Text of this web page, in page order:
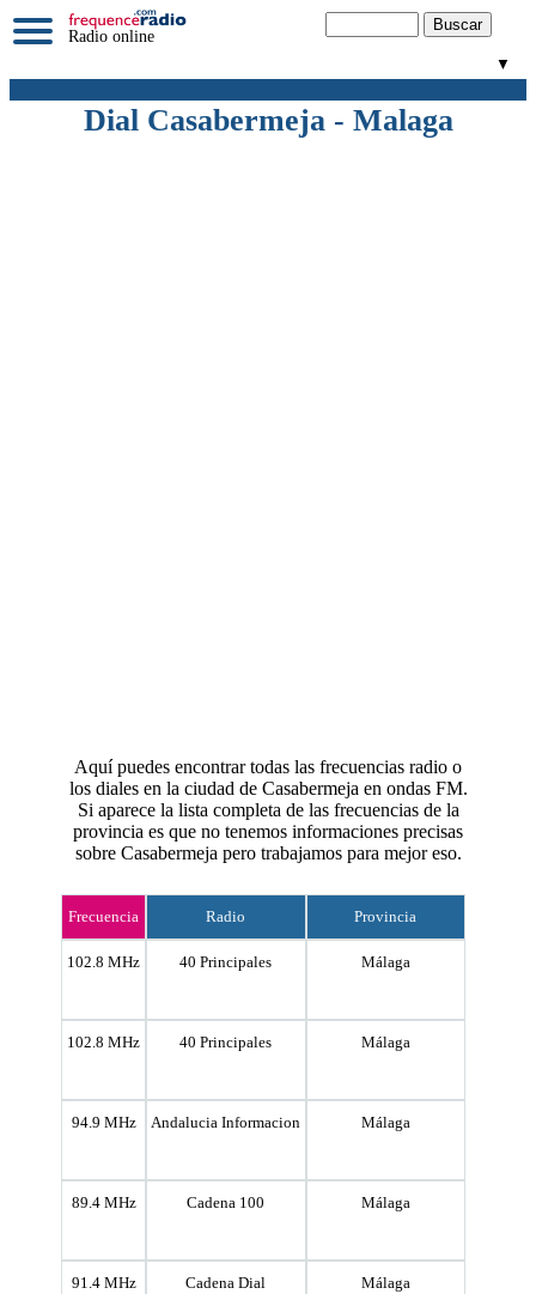
Radio online
▼
Dial Casabermeja - Malaga
Aquí puedes encontrar todas las frecuencias radio o
los diales en la ciudad de Casabermeja en ondas FM.
Si aparece la lista completa de las frecuencias de la
provincia es que no tenemos informaciones precisas
sobre Casabermeja pero trabajamos para mejor eso.
Frecuencia Radio Provincia
102.8 MHz 40 Principales Málaga
102.8 MHz 40 Principales Málaga
94.9 MHz Andalucia Informacion Málaga
89.4 MHz Cadena 100 Málaga
91.4 MHz Cadena Dial Málaga